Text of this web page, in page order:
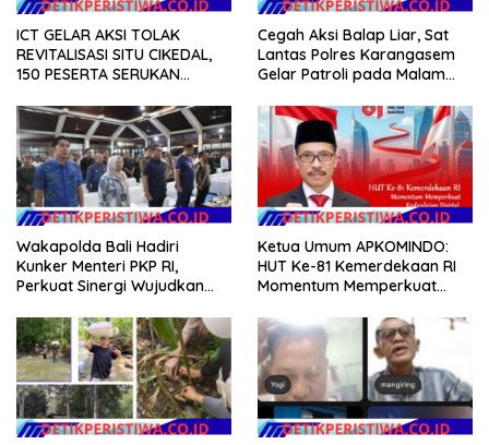
ICT GELAR AKSI TOLAK
REVITALISASI SITU CIKEDAL,
150 PESERTA SERUKAN
Cegah Aksi Balap Liar, Sat
Lantas Polres Karangasem
Gelar Patroli pada Malam
Wakapolda Bali Hadiri
Kunker Menteri PKP RI,
Perkuat Sinergi Wujudkan
Masyarakat
Ketua Umum APKOMINDO:
HUT Ke-81 Kemerdekaan RI
Momentum Memperkuat
Teknologi, dan Kepastian
Hukum Menuju Indonesia
Emas 2045